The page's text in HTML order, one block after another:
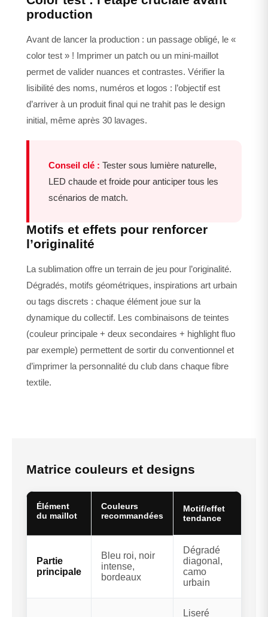
production
Avant de lancer la production : un passage obligé, le «
color test » ! Imprimer un patch ou un mini-maillot
permet de valider nuances et contrastes. Vérifier la
lisibilité des noms, numéros et logos : l’objectif est
d’arriver à un produit final qui ne trahit pas le design
initial, même après 30 lavages.
Conseil clé : Tester sous lumière naturelle,
LED chaude et froide pour anticiper tous les
scénarios de match.
Motifs et effets pour renforcer
l’originalité
La sublimation offre un terrain de jeu pour l’originalité.
Dégradés, motifs géométriques, inspirations art urbain
ou tags discrets : chaque élément joue sur la
dynamique du collectif. Les combinaisons de teintes
(couleur principale + deux secondaires + highlight fluo
par exemple) permettent de sortir du conventionnel et
d’imprimer la personnalité du club dans chaque fibre
textile.
Matrice couleurs et designs
Élément
du maillot
Couleurs
recommandées
Motif/effet
tendance
Partie
principale
Bleu roi, noir
intense,
bordeaux
Dégradé
diagonal,
camo
urbain
Liseré